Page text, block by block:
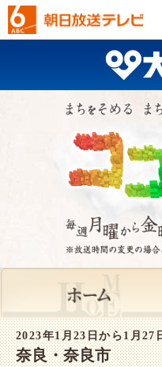
2023年1月23日から1月27
奈良・奈良市